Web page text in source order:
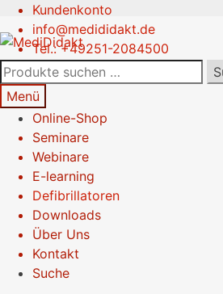
Kundenkonto
info@medididakt.de
Tel.: +49251-2084500
Zur
Navigation
springen
Springe
zum
Inhalt
Suchen
nach:
Menü
Online-Shop
Seminare
Webinare
E-learning
Defibrillatoren
Downloads
Über Uns
Kontakt
Suche